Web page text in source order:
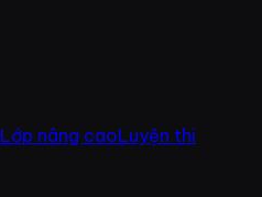
Lớp nâng caoLuyện thi